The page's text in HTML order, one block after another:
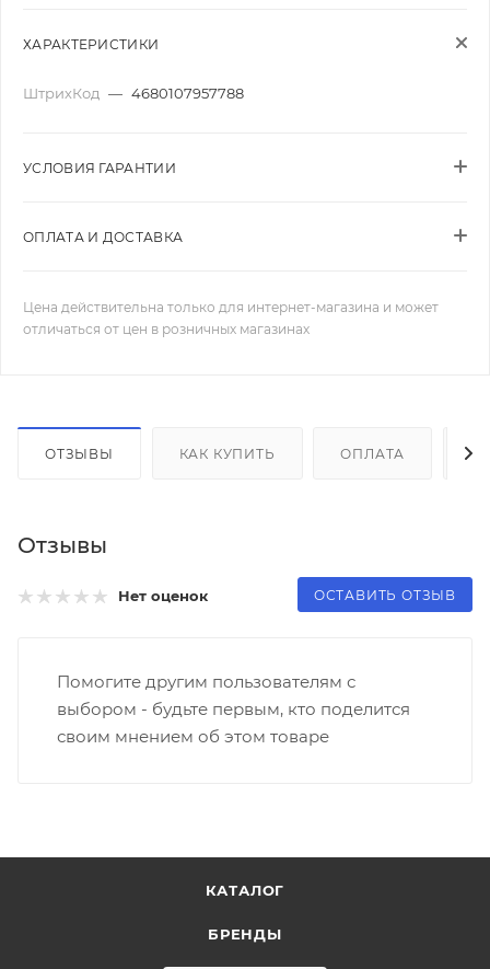
ХАРАКТЕРИСТИКИ
ШтрихКод — 4680107957788
УСЛОВИЯ ГАРАНТИИ
ОПЛАТА И ДОСТАВКА
Цена действительна только для интернет-магазина и может
отличаться от цен в розничных магазинах
ОТЗЫВЫ КАК КУПИТЬ ОПЛАТА
Отзывы
Нет оценок ОСТАВИТЬ ОТЗЫВ
Помогите другим пользователям с
выбором - будьте первым, кто поделится
своим мнением об этом товаре
КАТАЛОГ
БРЕНДЫ